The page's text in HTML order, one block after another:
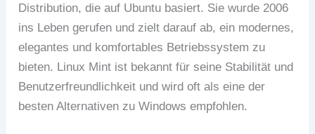
Distribution, die auf Ubuntu basiert. Sie wurde 2006
ins Leben gerufen und zielt darauf ab, ein modernes,
elegantes und komfortables Betriebssystem zu
bieten. Linux Mint ist bekannt für seine Stabilität und
Benutzerfreundlichkeit und wird oft als eine der
besten Alternativen zu Windows empfohlen.